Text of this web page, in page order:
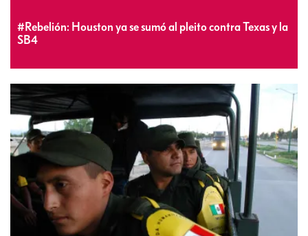
#Rebelión: Houston ya se sumó al pleito contra Texas y la
SB4